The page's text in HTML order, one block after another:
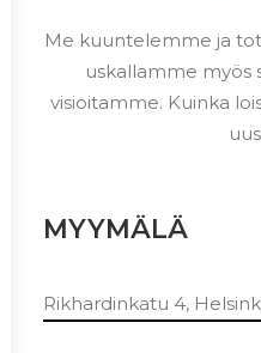
Me kuuntelemme ja
uskallamme myös
visioitamme. Kuinka
MYYMÄLÄ
Rikhardinkatu 4,